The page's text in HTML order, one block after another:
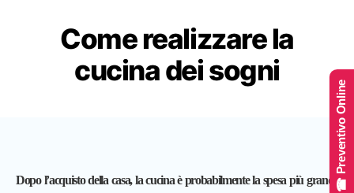
Come realizzare la
cucina dei sogni
Dopo l’acquisto della casa, la cucina è probabilmente la spesa più grande☎ Preventivo Online